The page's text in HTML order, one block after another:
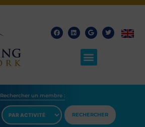
Rechercher un membre​ :
RECHERCHER